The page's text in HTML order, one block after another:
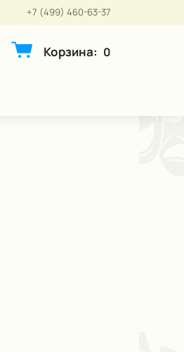
+7 (499) 460-63-37
Корзина: 0